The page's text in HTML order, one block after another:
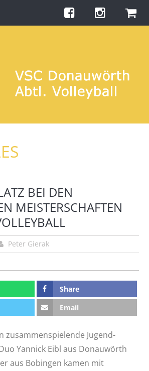
BEI DEN
MEISTERSCHAFTEN
Peter Gierak
Share
Email
zusammenspielende Jugend-
o Yannick Eibl aus Donauwörth
aus Bobingen kamen mit